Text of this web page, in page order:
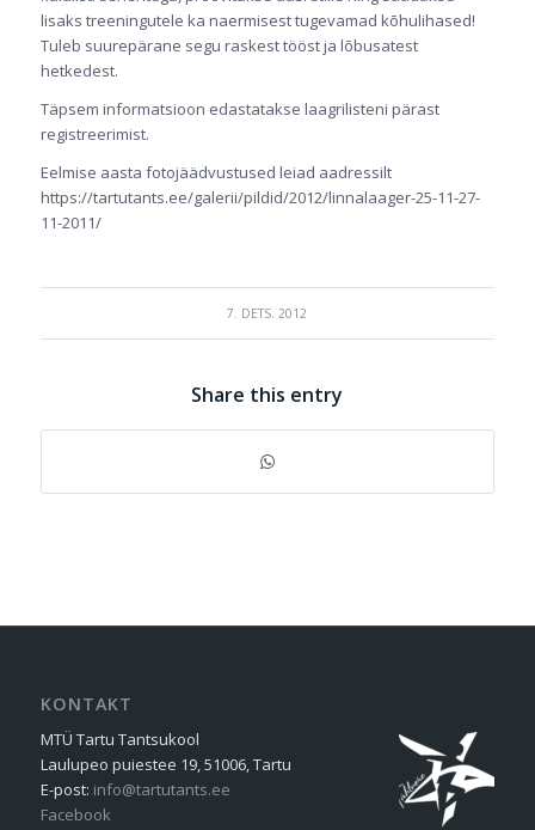
lisaks treeningutele ka naermisest tugevamad kõhulihased!
Tuleb suurepärane segu raskest tööst ja lõbusatest
hetkedest.
Täpsem informatsioon edastatakse laagrilisteni pärast
registreerimist.
Eelmise aasta fotojäädvustused leiad aadressilt
https://tartutants.ee/galerii/pildid/2012/linnalaager-25-11-27-
11-2011/
7. DETS. 2012
Share this entry
KONTAKT
MTÜ Tartu Tantsukool
Laulupeo puiestee 19, 51006, Tartu
E-post: info@tartutants.ee
Facebook